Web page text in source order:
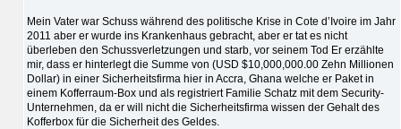
Mein Vater war Schuss während des politische Krise in Cote d’Ivoire im Jahr
2011 aber er wurde ins Krankenhaus gebracht, aber er tat es nicht
überleben den Schussverletzungen und starb, vor seinem Tod Er erzählte
mir, dass er hinterlegt die Summe von (USD $10,000,000.00 Zehn Millionen
Dollar) in einer Sicherheitsfirma hier in Accra, Ghana welche er Paket in
einem Kofferraum-Box und als registriert Familie Schatz mit dem Security-
Unternehmen, da er will nicht die Sicherheitsfirma wissen der Gehalt des
Kofferbox für die Sicherheit des Geldes.